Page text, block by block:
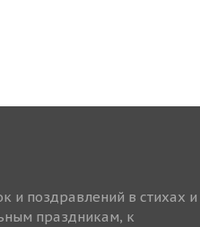
и поздравлений в стихах и
праздникам, к